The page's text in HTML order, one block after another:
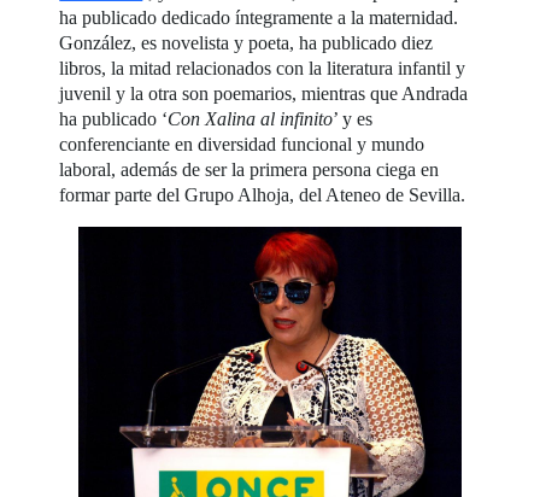
ha publicado dedicado íntegramente a la maternidad.
González, es novelista y poeta, ha publicado diez
libros, la mitad relacionados con la literatura infantil y
juvenil y la otra son poemarios, mientras que Andrada
ha publicado ‘Con Xalina al infinito’ y es
conferenciante en diversidad funcional y mundo
laboral, además de ser la primera persona ciega en
formar parte del Grupo Alhoja, del Ateneo de Sevilla.